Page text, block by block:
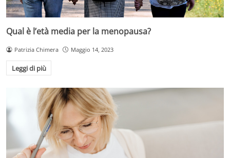
Qual è l’età media per la menopausa?
Patrizia Chimera Maggio 14, 2023
Leggi di più